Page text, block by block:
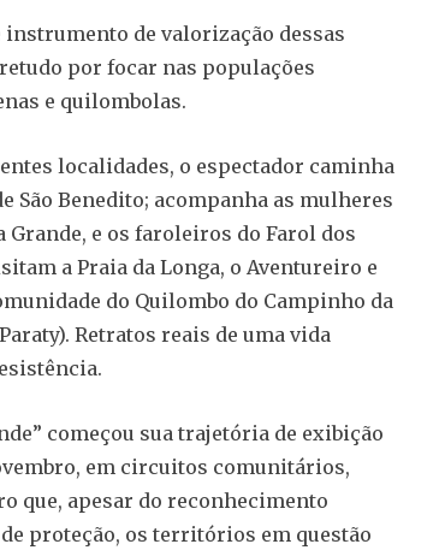
de valorização dessas
por focar nas populações
e quilombolas.
localidades, o espectador caminha
São Benedito; acompanha as mulheres
Grande, e os faroleiros do Farol dos
a Praia da Longa, o Aventureiro e
do Quilombo do Campinho da
Retratos reais de uma vida
começou sua trajetória de exibição
em circuitos comunitários,
que, apesar do reconhecimento
proteção, os territórios em questão